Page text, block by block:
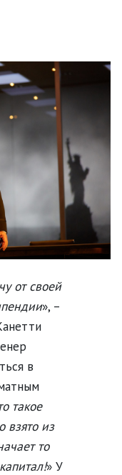
от своей
», –
в
такое
взято из
то
» У